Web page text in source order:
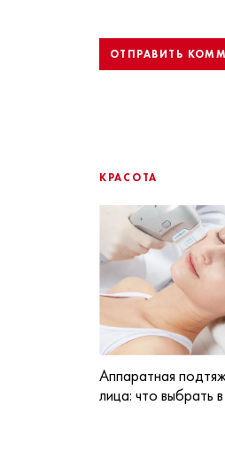
КРАСОТА
Аппаратная
лица: что выбрать